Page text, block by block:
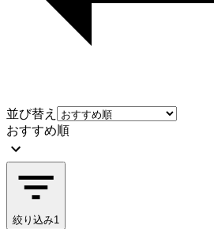
並び替え
おすすめ順
絞り込み1